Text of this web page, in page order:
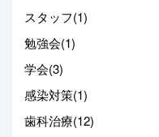
スタッフ(1)
勉強会(1)
学会(3)
感染対策(1)
歯科治療(12)